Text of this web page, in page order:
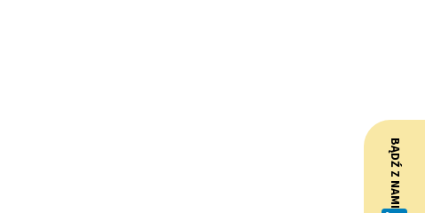
BĄDŹ Z NAMI